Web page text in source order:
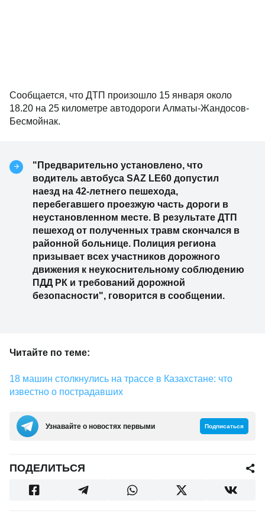
Сообщается, что ДТП произошло 15 января около
18.20 на 25 километре автодороги Алматы-Жандосов-
Бесмойнак.
"Предварительно установлено, что
водитель автобуса SAZ LE60 допустил
наезд на 42-летнего пешехода,
перебегавшего проезжую часть дороги в
неустановленном месте. В результате ДТП
пешеход от полученных травм скончался в
районной больнице. Полиция региона
призывает всех участников дорожного
движения к неукоснительному соблюдению
ПДД РК и требований дорожной
безопасности", говорится в сообщении.
Читайте по теме:
18 машин столкнулись на трассе в Казахстане: что
известно о пострадавших
Узнавайте о новостях первыми Подписаться
ПОДЕЛИТЬСЯ